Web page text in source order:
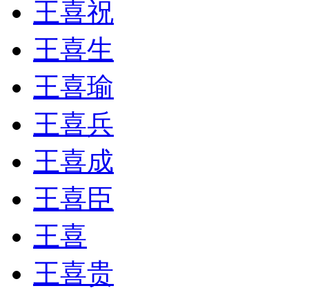
王喜祝
王喜生
王喜瑜
王喜兵
王喜成
王喜臣
王喜
王喜贵